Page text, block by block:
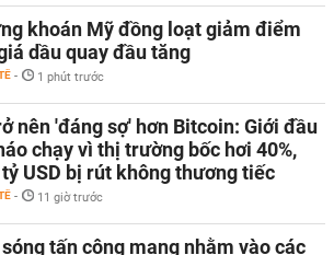
khoán Mỹ đồng loạt giảm điểm
dầu quay đầu tăng
- 1 phút trước
nên 'đáng sợ' hơn Bitcoin: Giới đầu
chạy vì thị trường bốc hơi 40%,
USD bị rút không thương tiếc
- 11 giờ trước
tấn công mạng nhằm vào các